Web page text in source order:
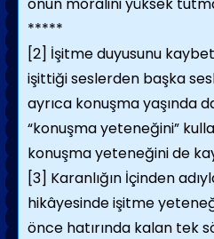
*****
[2] İşitme duyusunu
işittiği seslerden başka
ayrıca konuşma yaşında
“konuşma yeteneğini”
konuşma yeteneğini de
[3] Karanlığın İçinden
hikâyesinde işitme
önce hatırında kalan tek